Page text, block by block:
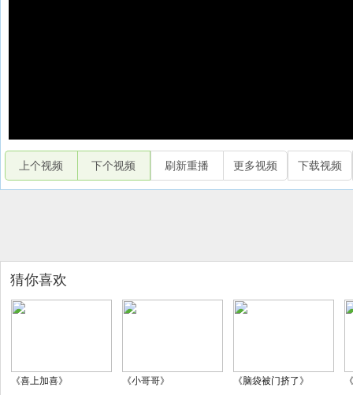
上个视频 下个视频 刷新重播 更多视频 下载视频
猜你喜欢
《喜上加喜》 《小哥哥》 《脑袋被门挤了》